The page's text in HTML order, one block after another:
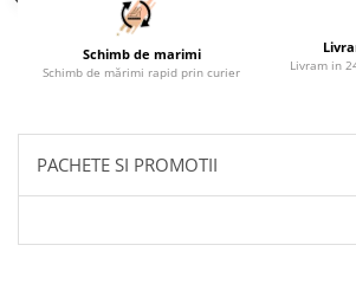
Schimb de marimi
Schimb de mărimi rapid prin curier
Livram in
PACHETE SI PROMOTII